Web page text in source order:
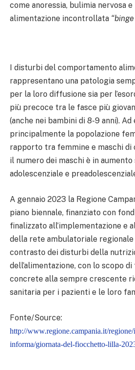
come anoressia, bulimia nervosa
alimentazione incontrollata
I disturbi del comportamento
rappresentano una patologia
per la loro diffusione sia per
più precoce tra le fasce più
(anche nei bambini di 8-9 anni).
principalmente la popolazione
rapporto tra femmine e maschi di
il numero dei maschi è in
adolescenziale e
A gennaio 2023 la Regione
piano biennale, finanziato con
finalizzato all’implementazione e
della rete ambulatoriale regionale
contrasto dei disturbi della
dell’alimentazione, con lo scopo
concrete alla sempre crescente
sanitaria per i pazienti e le loro
Fonte/Source:
http://www.regione.campania.it/
informa/giornata-del-fiocchetto-lilla-